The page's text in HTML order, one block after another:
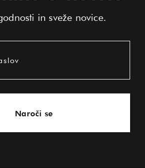
in sveže novice.
Naroči se